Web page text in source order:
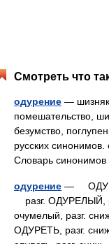
Смотреть что
одурение —
помешательство,
безумство,
русских синонимов.
Словарь
одурение —
разг. ОДУРЕЛЫЙ,
очумелый, разг.
ОДУРЕТЬ, разг.